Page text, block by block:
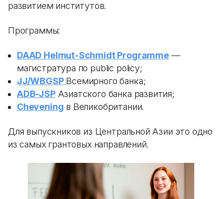
развитием институтов.
Программы:
DAAD Helmut-Schmidt Programme—
магистратура по public policy;
JJ/WBGSP Всемирного банка;
ADB-JSPАзиатского банка развития;
Chevening в Великобритании.
Для выпускников из Центральной Азии это одно
из самых грантовых направлений.